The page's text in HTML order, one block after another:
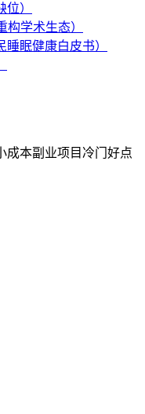
）
学术生态）
眠健康白皮书）
成本副业项目冷门好点